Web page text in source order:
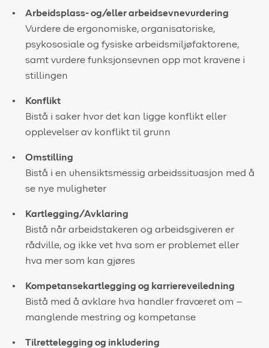
Arbeidsplass- og/eller arbeidsevnevurdering
Vurdere de ergonomiske, organisatoriske,
psykososiale og fysiske arbeidsmiljøfaktorene,
samt vurdere funksjonsevnen opp mot kravene i
stillingen
Konflikt
Bistå i saker hvor det kan ligge konflikt eller
opplevelser av konflikt til grunn
Omstilling
Bistå i en uhensiktsmessig arbeidssituasjon med å
se nye muligheter
Kartlegging/Avklaring
Bistå når arbeidstakeren og arbeidsgiveren er
rådville, og ikke vet hva som er problemet eller
hva mer som kan gjøres
Kompetansekartlegging og karriereveiledning
Bistå med å avklare hva handler fraværet om –
manglende mestring og kompetanse
Tilrettelegging og inkludering